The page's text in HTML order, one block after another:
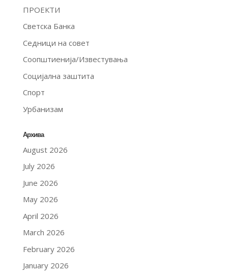
ПРОЕКТИ
Светска Банка
Седници на совет
Соопштиенија/Известувања
Социјална заштита
Спорт
Урбанизам
Архива
August 2026
July 2026
June 2026
May 2026
April 2026
March 2026
February 2026
January 2026